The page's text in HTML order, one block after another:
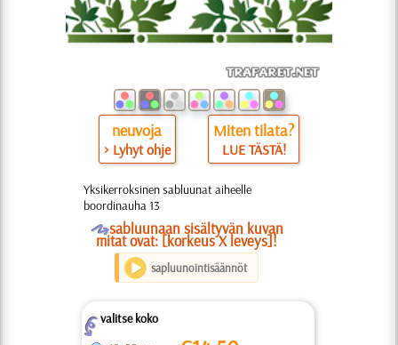
neuvoja
> Lyhyt ohje
Miten tilata?
LUE TÄSTÄ!
Yksikerroksinen sabluunat aiheelle
boordinauha 13
Osabluunaan sisältyvän kuvan
mitat ovat: [korkeus X leveys]!
sapluunointisäännöt
Zvalitse koko